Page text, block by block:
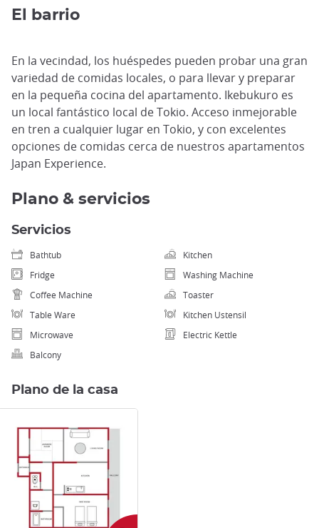
El barrio
En la vecindad, los huéspedes pueden probar una gran
variedad de comidas locales, o para llevar y preparar
en la pequeña cocina del apartamento. Ikebukuro es
un local fantástico local de Tokio. Acceso inmejorable
en tren a cualquier lugar en Tokio, y con excelentes
opciones de comidas cerca de nuestros apartamentos
Japan Experience.
Plano & servicios
Servicios
Bathtub
Kitchen
Fridge
Washing Machine
Coffee Machine
Toaster
Table Ware
Kitchen Ustensil
Microwave
Electric Kettle
Balcony
Plano de la casa
Expandir